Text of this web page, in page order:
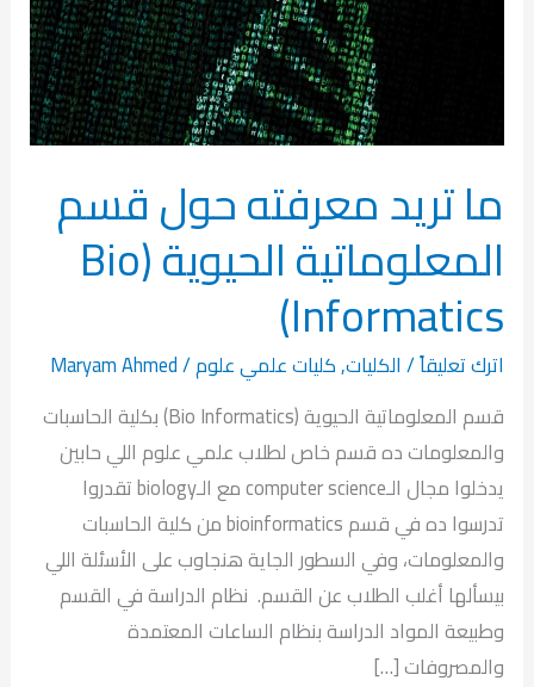
ما تريد معرفته حول قسم
المعلوماتية الحيوية (Bio
Informatics)
اترك تعليقاً/ الكليات,كليات علمي علوم/
Maryam Ahmed
قسم المعلوماتية الحيوية (Bio Informatics) بكلية الحاسبات
والمعلومات ده قسم خاص لطلاب علمي علوم اللي حابين
يدخلوا مجال الـcomputer science مع الـbiology تقدروا
تدرسوا ده في قسم bioinformatics من كلية الحاسبات
والمعلومات، وفي السطور الجاية هنجاوب على الأسئلة اللي
بيسألها أغلب الطلاب عن القسم. نظام الدراسة في القسم
وطبيعة المواد الدراسة بنظام الساعات المعتمدة
والمصروفات […]